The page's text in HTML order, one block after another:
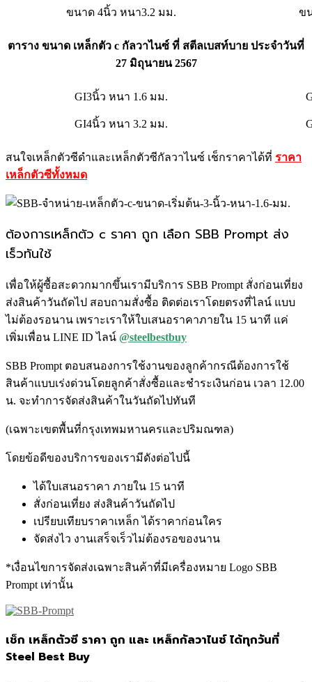
ขนาด 4นิ้ว หนา3.2 มม. ข
ตาราง ขนาด เหล็กตัว c กัลวาไนซ์ ที่ สตีลเบสท์บาย ประจำวันที่
27 มิถุนายน 2567
GI3นิ้ว หนา 1.6 มม.
GI4นิ้ว หนา 3.2 มม.
สนใจเหล็กตัวซีดำและเหล็กตัวซีกัลวาไนซ์ เช็กราคาได้ที่ ราคา
เหล็กตัวซีทั้งหมด
ต้องการเหล็กตัว c ราคา ถูก เลือก SBB Prompt ส่ง
เร็วทันใช้
เพื่อให้ผู้ซื้อสะดวกมากขึ้นเรามีบริการ SBB Prompt สั่งก่อนเที่ยง
ส่งสินค้าวันถัดไป สอบถามสั่งซื้อ ติดต่อเราโดยตรงที่ไลน์ แบบ
ไม่ต้องรอนาน เพราะเราให้ใบเสนอราคาภายใน 15 นาที แค่
เพิ่มเพื่อน LINE ID ไลน์ @steelbestbuy
SBB Prompt ตอบสนองการใช้งานของลูกค้ากรณีต้องการใช้
สินค้าแบบเร่งด่วนโดยลูกค้าสั่งซื้อและชำระเงินก่อน เวลา 12.00
น. จะทำการจัดส่งสินค้าในวันถัดไปทันที
(เฉพาะเขตพื้นที่กรุงเทพมหานครและปริมณฑล)
โดยข้อดีของบริการของเรามีดังต่อไปนี้
ได้ใบเสนอราคา ภายใน 15 นาที
สั่งก่อนเที่ยง ส่งสินค้าวันถัดไป
เปรียบเทียบราคาเหล็ก ได้ราคาก่อนใคร
จัดส่งไว งานเสร็จเร็วไม่ต้องรอของนาน
*เงื่อนไขการจัดส่งเฉพาะสินค้าที่มีเครื่องหมาย Logo SBB
Prompt เท่านั้น
เช็ก เหล็กตัวซี ราคา ถูก และ เหล็กกัลวาไนซ์ ได้ทุกวันที่
Steel Best Buy